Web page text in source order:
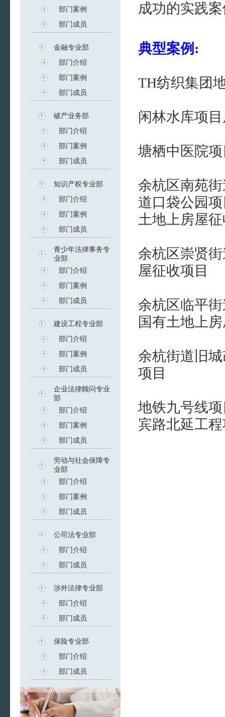
部门案例
部门成员
金融专业部
部门介绍
部门案例
部门成员
破产业务部
部门介绍
部门案例
部门成员
知识产权专业部
部门介绍
部门案例
部门成员
青少年法律事务专
业部
部门介绍
部门案例
部门成员
建设工程专业部
部门介绍
部门案例
部门成员
企业法律顾问专业
部
部门介绍
部门案例
部门成员
劳动与社会保障专
业部
部门介绍
部门案例
部门成员
公司法专业部
部门介绍
部门成员
涉外法律专业部
部门介绍
部门成员
保险专业部
部门介绍
部门成员
成功的实践
典型案例:
TH纺织集团
闲林水库项
塘栖中医院
余杭区南苑
道口袋公园
土地上房屋
余杭区崇贤
屋征收项目
余杭区临平
国有土地上
余杭街道旧
项目
地铁九号线
宾路北延工